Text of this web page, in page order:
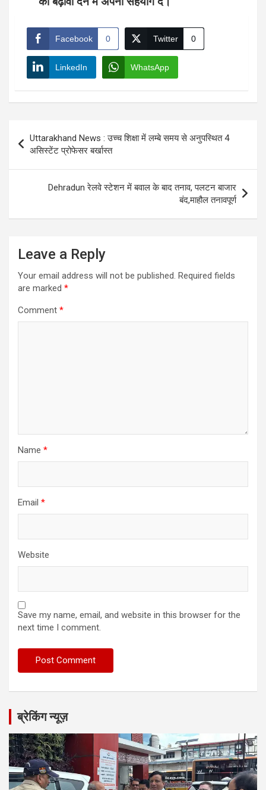
Facebook 0 Twitter 0
LinkedIn WhatsApp
navigation
Uttarakhand News : उच्च शिक्षा में लम्बे समय से अनुपस्थित 4
असिस्टेंट प्रोफेसर बर्खास्त
Dehradun रेलवे स्टेशन में बवाल के बाद तनाव, पलटन बाजार
बंद,माहौल तनावपूर्ण
Leave a Reply
Your email address will not be published. Required fields
are marked *
Comment *
Name *
Email *
Website
Save my name, email, and website in this browser for the
next time I comment.
ब्रेकिंग न्यूज़